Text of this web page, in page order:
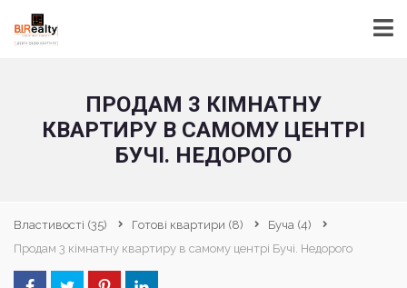
ПРОДАМ 3 КІМНАТНУ
КВАРТИРУ В САМОМУ ЦЕНТРІ
БУЧІ. НЕДОРОГО
Властивості (35) Готові квартири (8) Буча (4)
Продам 3 кімнатну квартиру в самому центрі Бучі. Недорого